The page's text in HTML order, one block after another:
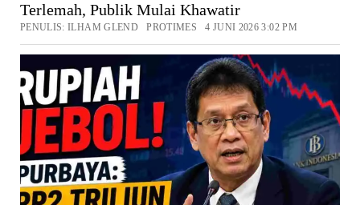
Terlemah, Publik Mulai Khawatir
PENULIS: ILHAM GLEND PROTIMES 4 JUNI 2026 3:02 PM